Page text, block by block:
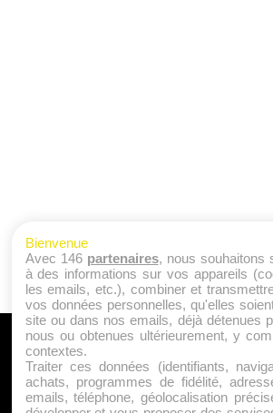
A PROPOS
Qui sommes nous ?
Mentions Légales
Bienvenue
Avec 146 partenaires, nous souhaitons
à des informations sur vos appareils
les emails, etc.), combiner et
vos données personnelles, qu'elles
site ou dans nos emails, déjà détenues
nous ou obtenues ultérieurement, y
contextes.
Traiter ces données (identifiants,
achats, programmes de fidélité,
emails, téléphone, géolocalisation